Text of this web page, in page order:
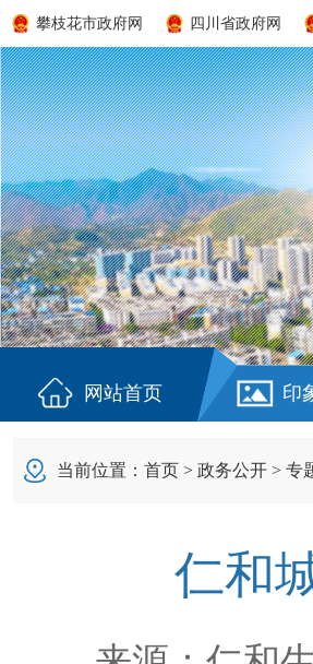
攀枝花市政府网 四川省政府网
网站首页 印
当前位置： 首页 > 政务公开 > 专
仁和